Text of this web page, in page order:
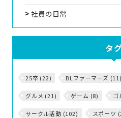
社員の日常
タ
25卒 (22) BLファーマーズ (11)
グルメ (21) ゲーム (8) ゴ
サークル活動 (102) スポーツ